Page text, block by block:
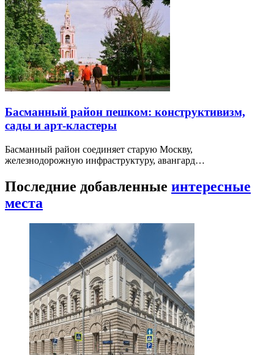
Басманный район пешком: конструктивизм,
сады и арт-кластеры
Басманный район соединяет старую Москву,
железнодорожную инфраструктуру, авангард…
Последние добавленные интересные
места